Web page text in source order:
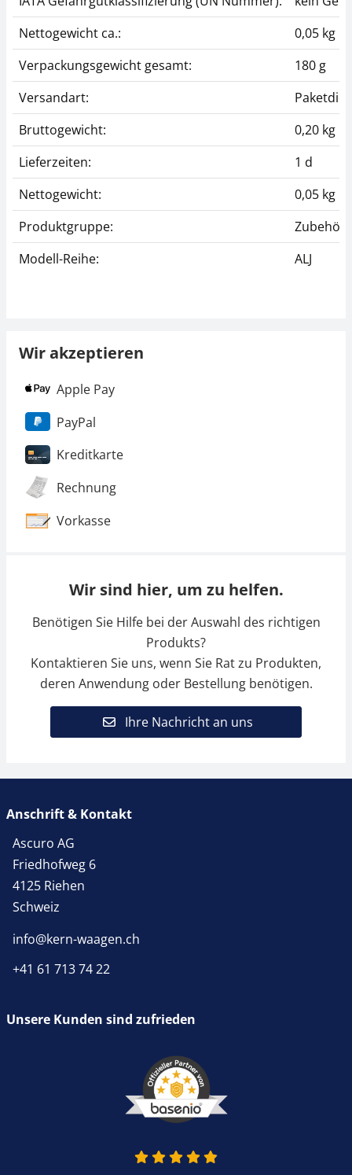
Nettogewicht ca.:
0,05 kg
Verpackungsgewicht gesamt:
180 g
Versandart:
Bruttogewicht:
0,20 kg
Lieferzeiten:
1 d
Nettogewicht:
0,05 kg
Produktgruppe:
Zubehör
Modell-Reihe:
ALJ
Wir akzeptieren
Apple Pay
PayPal
Kreditkarte
Rechnung
Vorkasse
Wir sind hier, um zu helfen.
Benötigen Sie Hilfe bei der Auswahl des richtigen
Produkts?
Kontaktieren Sie uns, wenn Sie Rat zu Produkten,
deren Anwendung oder Bestellung benötigen.
Ihre Nachricht an uns
Anschrift & Kontakt
Ascuro AG
Friedhofweg 6
4125 Riehen
Schweiz
info@kern-waagen.ch
+41 61 713 74 22
Unsere Kunden sind zufrieden